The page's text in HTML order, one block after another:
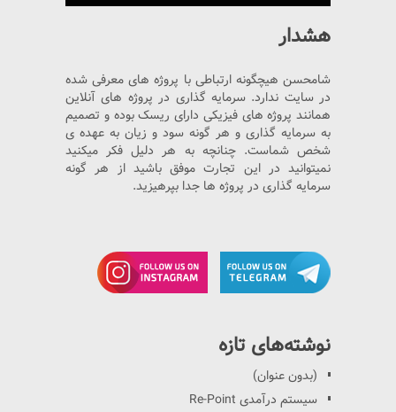
هشدار
شامحسن هیچگونه ارتباطی با پروژه های معرفی شده
در سایت ندارد. سرمایه گذاری در پروژه های آنلاین
همانند پروژه های فیزیکی دارای ریسک بوده و تصمیم
به سرمایه گذاری و هر گونه سود و زیان به عهده ی
شخص شماست. چنانچه به هر دلیل فکر میکنید
نمیتوانید در این تجارت موفق باشید از هر گونه
سرمایه گذاری در پروژه ها جدا بپرهیزید.
نوشته‌های تازه
(بدون عنوان)
سیستم درآمدی Re-Point